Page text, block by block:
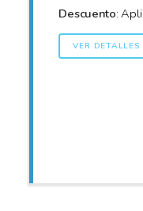
Descuento:
VER DETALLES